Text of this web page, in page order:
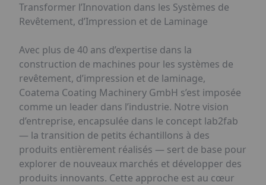
Transformer l’Innovation dans les Systèmes de
Revêtement, d’Impression et de Laminage
Avec plus de 40 ans d’expertise dans la
construction de machines pour les systèmes de
revêtement, d’impression et de laminage,
Coatema Coating Machinery GmbH s’est imposée
comme un leader dans l’industrie. Notre vision
d’entreprise, encapsulée dans le concept lab2fab
— la transition de petits échantillons à des
produits entièrement réalisés — sert de base pour
explorer de nouveaux marchés et développer des
produits innovants. Cette approche est au cœur